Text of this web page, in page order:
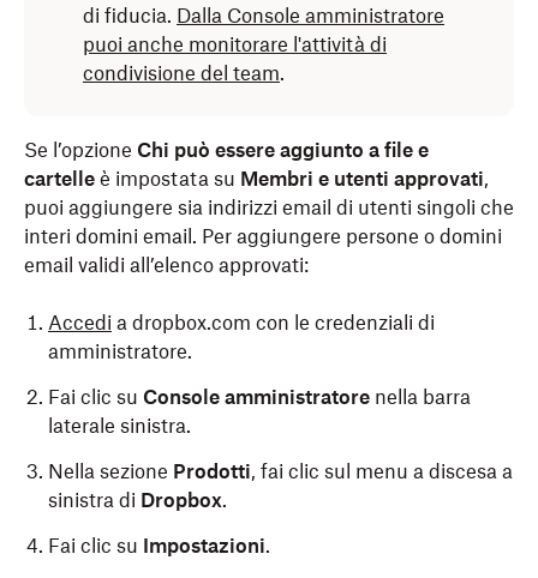
di fiducia. Dalla Console amministratore
puoi anche monitorare l'attività di
condivisione del team.
Se l’opzione Chi può essere aggiunto a file e
cartelle è impostata su Membri e utenti approvati,
puoi aggiungere sia indirizzi email di utenti singoli che
interi domini email. Per aggiungere persone o domini
email validi all’elenco approvati:
Accedi a dropbox.com con le credenziali di
amministratore.
Fai clic su Console amministratore nella barra
laterale sinistra.
Nella sezione Prodotti, fai clic sul menu a discesa a
sinistra di Dropbox.
Fai clic su Impostazioni.